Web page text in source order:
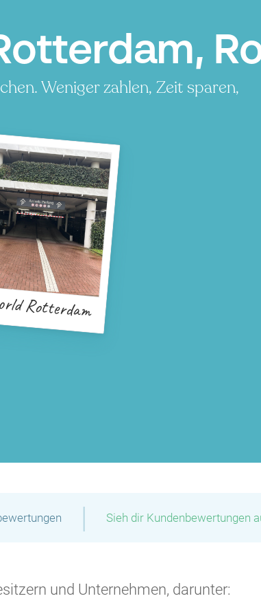
Weniger zahlen, Zeit sparen,
Rotterdam
| Sieh dir Kundenbewertungen
und Unternehmen, darunter: